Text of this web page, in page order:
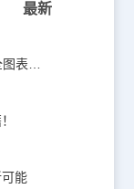
最新
CAD高效绘图秘籍：CAD常用命令大全图表珍藏版
能